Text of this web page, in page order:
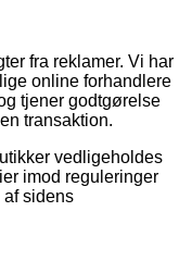
fra reklamer. Vi har
online forhandlere
tjener godtgørelse
transaktion.
vedligeholdes
imod reguleringer
af sidens